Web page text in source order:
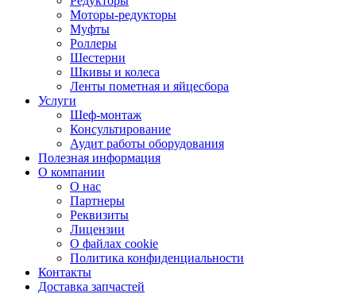
Моторы-редукторы
Муфты
Роллеры
Шестерни
Шкивы и колеса
Ленты пометная и яйцесбора
Услуги
Шеф-монтаж
Консультирование
Аудит работы оборудования
Полезная информация
О компании
О нас
Партнеры
Реквизиты
Лицензии
О файлах cookie
Политика конфиденциальности
Контакты
Доставка запчастей